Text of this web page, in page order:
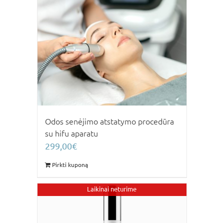
Odos senėjimo atstatymo procedūra
su hifu aparatu
299,00€
Pirkti kuponą
Laikinai neturime